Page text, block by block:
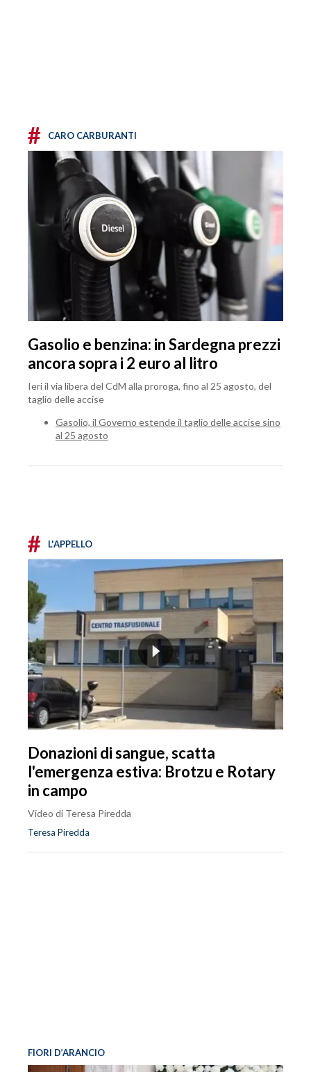
# CARO CARBURANTI
Gasolio e benzina: in Sardegna prezzi
ancora sopra i 2 euro al litro
Ieri il via libera del CdM alla proroga, fino al 25 agosto, del
taglio delle accise
Gasolio, il Governo estende il taglio delle accise sino
al 25 agosto
# L'APPELLO
Donazioni di sangue, scatta
l'emergenza estiva: Brotzu e Rotary
in campo
Video di Teresa Piredda
Teresa Piredda
FIORI D’ARANCIO